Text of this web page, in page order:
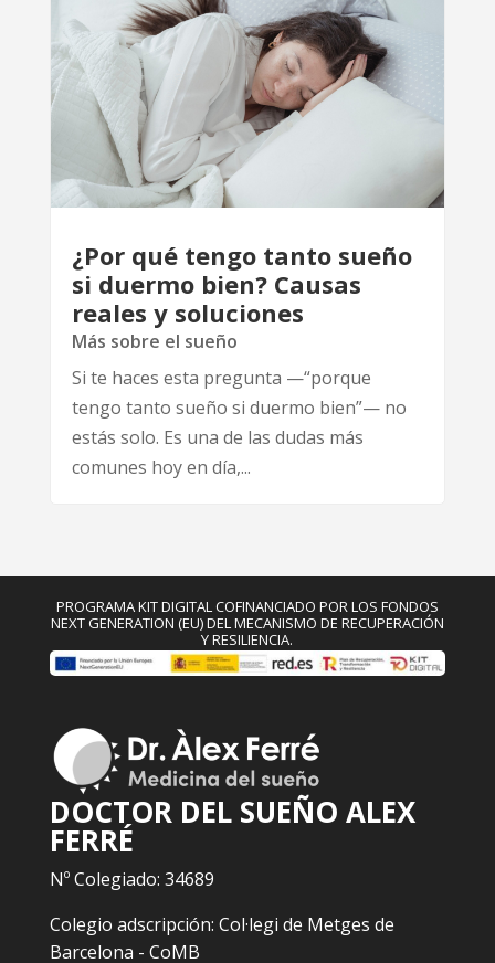
¿Por qué tengo tanto sueño
si duermo bien? Causas
reales y soluciones
Más sobre el sueño
Si te haces esta pregunta —“porque
tengo tanto sueño si duermo bien”— no
estás solo. Es una de las dudas más
comunes hoy en día,...
PROGRAMA KIT DIGITAL COFINANCIADO POR LOS FONDOS
NEXT GENERATION (EU) DEL MECANISMO DE RECUPERACIÓN
Y RESILIENCIA.
DOCTOR DEL SUEÑO ALEX
FERRÉ
Nº Colegiado: 34689
Colegio adscripción: Col·legi de Metges de
Barcelona - CoMB